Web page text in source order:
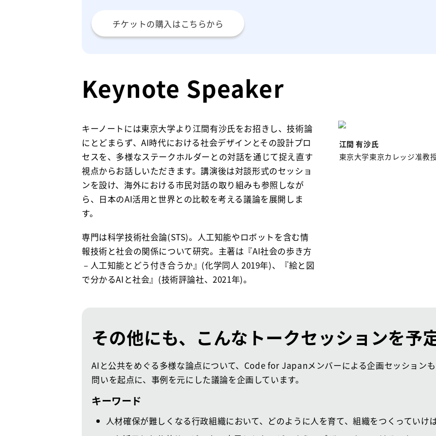
チケットの購入はこちらから
Keynote Speaker
キーノートには東京大学より江間有沙氏をお招きし、技術論
にとどまらず、AI時代における社会デザインとその設計プロ
セスを、多様なステークホルダーとの対話を通じて捉え直す
視点からお話しいただきます。講演後は対談形式のセッショ
ンを設け、海外における市民対話の取り組みも参照しなが
ら、日本のAI活用と世界との比較を考える議論を展開しま
す。
専門は科学技術社会論(STS)。人工知能やロボットを含む情
報技術と社会の関係について研究。主著は『AI社会の歩き方
－人工知能とどう付き合うか』(化学同人 2019年)、『絵と図
で分かるAIと社会』(技術評論社、2021年)。
東京大学東京カレッジ准教
その他にも、こんなトークセッションを予
AIと公共をめぐる多様な論点について、Code for Japanメンバーによる企画セッション
問いを起点に、事例を元にした議論を企画しています。
キーワード
人材確保が難しくなる行政組織において、どのように人を育て、組織をつくっていけ